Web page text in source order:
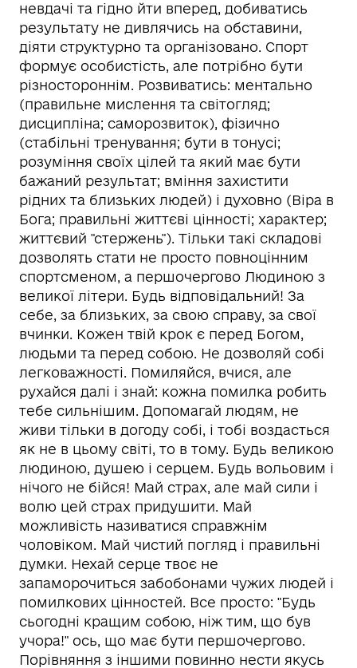
невдачі та гідно йти вперед, добиватись
результату не дивлячись на обставини,
діяти структурно та організовано. Спорт
формує особистість, але потрібно бути
різностороннім. Розвиватись: ментально
(правильне мислення та світогляд;
дисципліна; саморозвиток), фізично
(стабільні тренування; бути в тонусі;
розуміння своїх цілей та який має бути
бажаний результат; вміння захистити
рідних та близьких людей) і духовно (Віра в
Бога; правильні життєві цінності; характер;
життєвий "стержень"). Тільки такі складові
дозволять стати не просто повноцінним
спортсменом, а першочергово Людиною з
великої літери. Будь відповідальний! За
себе, за близьких, за свою справу, за свої
вчинки. Кожен твій крок є перед Богом,
людьми та перед собою. Не дозволяй собі
легковажності. Помиляйся, вчися, але
рухайся далі і знай: кожна помилка робить
тебе сильнішим. Допомагай людям, не
живи тільки в догоду собі, і тобі воздасться
як не в цьому світі, то в тому. Будь великою
людиною, душею і серцем. Будь вольовим і
нічого не бійся! Май страх, але май сили і
волю цей страх придушити. Май
можливість називатися справжнім
чоловіком. Май чистий погляд і правильні
думки. Нехай серце твоє не
запаморочиться забобонами чужих людей і
помилкових цінностей. Все просто: "Будь
сьогодні кращим собою, ніж тим, що був
учора!" ось, що має бути першочергово.
Порівняння з іншими повинно нести якусь